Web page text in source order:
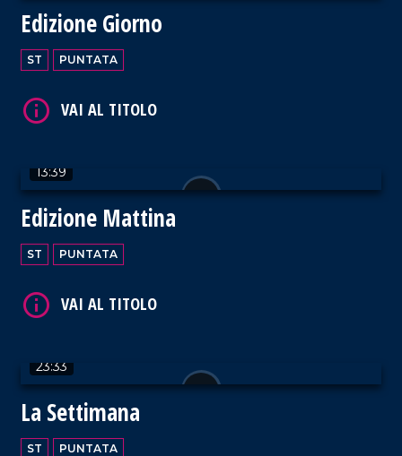
Edizione Giorno
ST PUNTATA
13:39
Edizione Mattina
ST PUNTATA
23:33
La Settimana
ST PUNTATA
VAI AL TITOLO
VAI AL TITOLO